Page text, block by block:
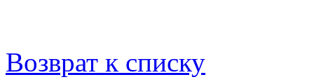
Возврат к списку